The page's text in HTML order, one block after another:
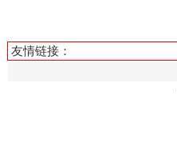
友情链接：